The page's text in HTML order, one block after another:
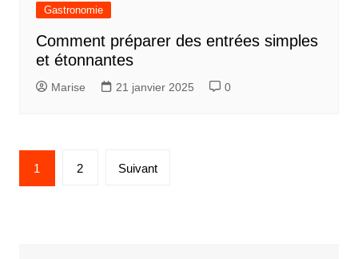
Gastronomie
Comment préparer des entrées simples
et étonnantes
Marise 21 janvier 2025 0
Pagination
des
1 2 Suivant